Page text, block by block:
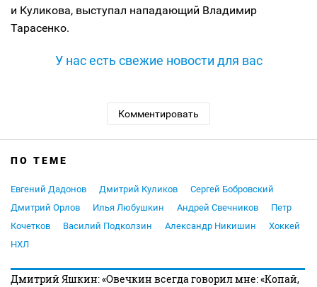
и Куликова, выступал нападающий Владимир
Тарасенко.
У нас есть свежие новости для вас
Комментировать
ПО ТЕМЕ
Евгений Дадонов Дмитрий Куликов
Сергей Бобровский
Дмитрий Орлов
Илья Любушкин Андрей Свечников
Петр
Кочетков
Василий Подколзин Александр Никишин
Хоккей
НХЛ
Дмитрий Яшкин: «Овечкин всегда говорил мне: «Копай,